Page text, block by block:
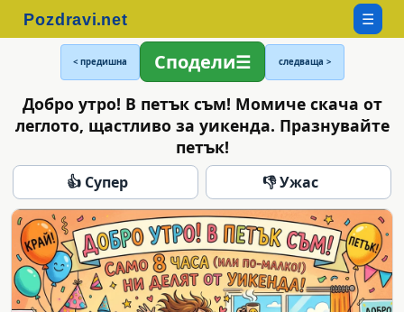
☰
< предишна Сподели следваща >
Добро утро! В петък съм! Момиче скача от
леглото, щастливо за уикенда. Празнувайте
петък!
👍 Супер 👎 Ужас